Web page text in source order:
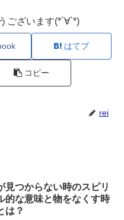
ございます(*´∀`*)
はてブ
コピー
rei
見つからない時のスピリ
的な意味と物をなくす時
は？